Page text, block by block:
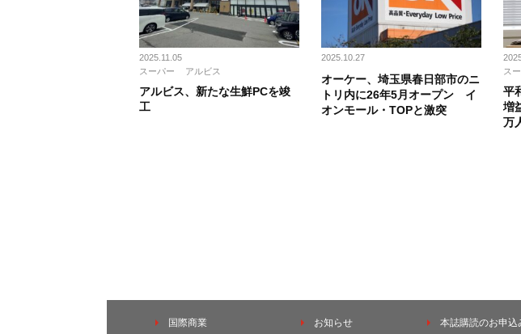
2025.11.05
スーパー
アルビス
アルビス、新たな生鮮PCを竣
工
2025.10.27
オーケー、埼玉県春日部市のニ
トリ内に26年5月オープン イ
オンモール・TOPと激突
ス
平
増
万
国際商業 お知らせ 本誌購読のお申込